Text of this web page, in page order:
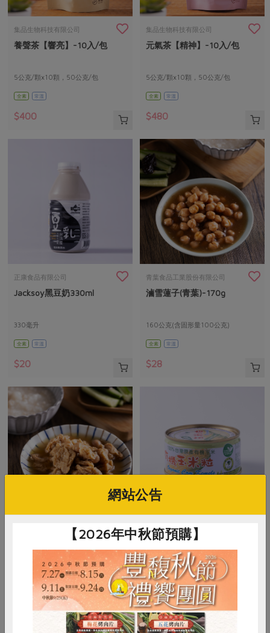
集品生物科技有限公司
養聲茶【響亮】-10入/包
5公克/顆x10顆，50公克/包
全素 常溫
$400
集品生物科技有限公司
元氣茶【精神】-10入/包
5公克/顆x10顆，50公克/包
全素 常溫
$480
正康食品有限公司
Jacksoy黑豆奶330ml
330毫升
全素 常溫
$20
青葉食品工業股份有限公司
滷雪蓮子(青葉)-170g
160公克(含固形量100公克)
全素 常溫
$28
雪蓮子麵筋(青葉)-160g
160公克(含固形量100公克)
常溫
有機玉米粒(青葉)-120g
120公克(含固形量70公克)
全素 常溫
$34
網站公告
【2026年中秋節預購】